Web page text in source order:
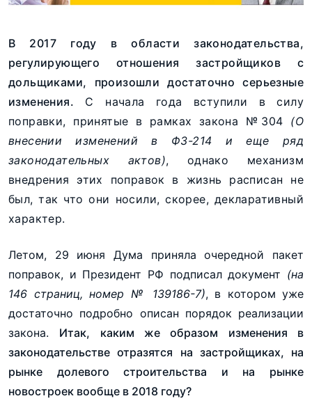
В 2017 году в области законодательства,
регулирующего отношения застройщиков с
дольщиками, произошли достаточно серьезные
изменения. С начала года вступили в силу
поправки, принятые в рамках закона №304 (О
внесении изменений в ФЗ-214 и еще ряд
законодательных актов), однако механизм
внедрения этих поправок в жизнь расписан не
был, так что они носили, скорее, декларативный
характер.
Летом, 29 июня Дума приняла очередной пакет
поправок, и Президент РФ подписал документ (на
146 страниц, номер № 139186-7), в котором уже
достаточно подробно описан порядок реализации
закона. Итак, каким же образом изменения в
законодательстве отразятся на застройщиках, на
рынке долевого строительства и на рынке
новостроек вообще в 2018 году?